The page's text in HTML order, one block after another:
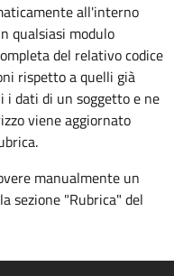
all'interno
qualsiasi modulo
del relativo codice
rispetto a quelli già
i dati di un soggetto e ne
viene aggiornato
manualmente un
sezione "Rubrica" del